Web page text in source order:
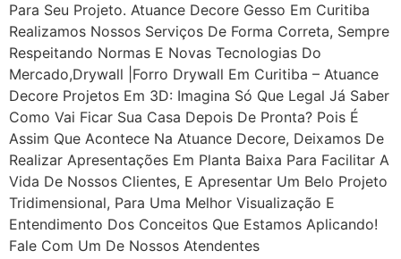
Para Seu Projeto. Atuance Decore Gesso Em Curitiba
Realizamos Nossos Serviços De Forma Correta, Sempre
Respeitando Normas E Novas Tecnologias Do
Mercado,drywall |Forro Drywall Em Curitiba – Atuance
Decore Projetos Em 3D: Imagina Só Que Legal Já Saber
Como Vai Ficar Sua Casa Depois De Pronta? Pois É
Assim Que Acontece Na Atuance Decore, Deixamos De
Realizar Apresentações Em Planta Baixa Para Facilitar A
Vida De Nossos Clientes, E Apresentar Um Belo Projeto
Tridimensional, Para Uma Melhor Visualização E
Entendimento Dos Conceitos Que Estamos Aplicando!
Fale Com Um De Nossos Atendentes